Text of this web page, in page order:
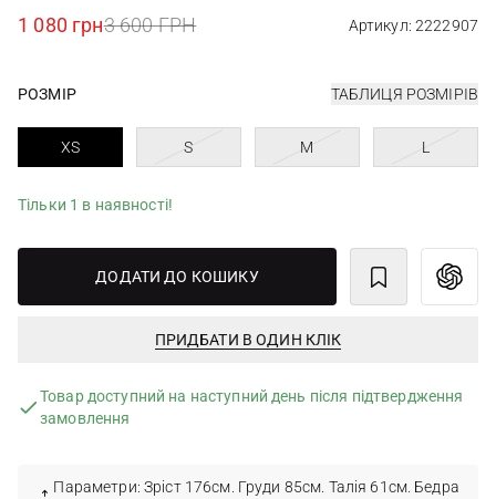
1 080 грн3 600 ГРН Артикул: 2222907
РОЗМІР ТАБЛИЦЯ РОЗМІРІВ
XS S M L
Тільки 1 в наявності!
ДОДАТИ ДО КОШИКУ
ПРИДБАТИ В ОДИН КЛІК
Товар доступний на наступний день після підтвердження
замовлення
Параметри: Зріст 176см. Груди 85см. Талія 61см. Бедра